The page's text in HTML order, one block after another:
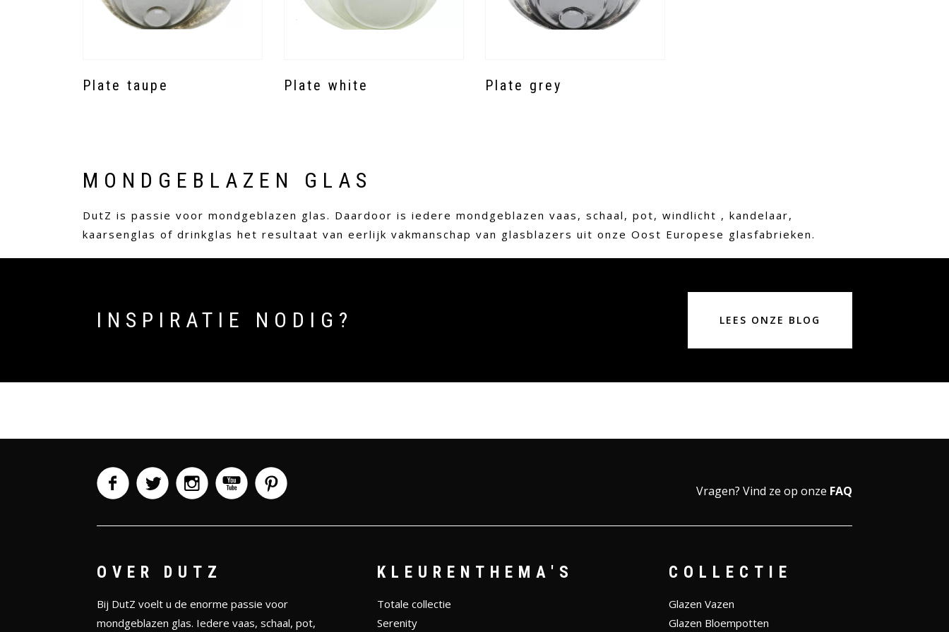
Plate taupe Plate white Plate grey
MONDGEBLAZEN GLAS
DutZ is passie voor mondgeblazen glas. Daardoor is iedere mondgeblazen vaas, schaal, pot, windlicht , kandelaar,
kaarsenglas of drinkglas het resultaat van eerlijk vakmanschap van glasblazers uit onze Oost Europese glasfabrieken.
INSPIRATIE NODIG? LEES ONZE BLOG
Vragen? Vind ze op onze FAQ
OVER DUTZ
Bij DutZ voelt u de enorme passie voor
mondgeblazen glas. Iedere vaas, schaal, pot,
KLEURENTHEMA'S
Totale collectie
Serenity
COLLECTIE
Glazen Vazen
Glazen Bloempotten